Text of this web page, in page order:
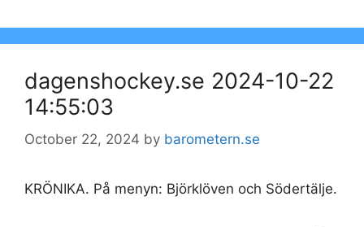
dagenshockey.se 2024-10-22
14:55:03
October 22, 2024 by barometern.se
KRÖNIKA. På menyn: Björklöven och Södertälje.